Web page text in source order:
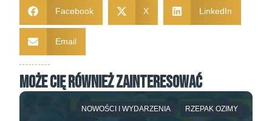
Facebook X LinkedIn
Email
Może Cię również zainteresować
NOWOŚCI I WYDARZENIA RZEPAK OZIMY